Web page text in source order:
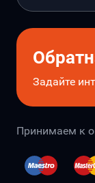
Задайте
Принимаем к